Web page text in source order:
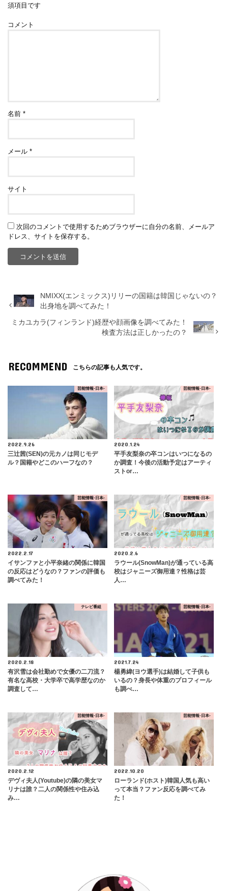
須項目です
コメント
名前*
メール*
サイト
次回のコメントで使用するためブラウザーに自分の名前、メールア
ドレス、サイトを保存する。
NMIXX(エンミックス)リリーの国籍は韓国じゃないの？
出身地を調べてみた！
ミカユカラ(フィンランド)経歴や顔画像を調べてみた！
検査方法は正しかったの？
RECOMMEND こちらの記事も人気です。
芸能情報-日本-
2022.9.26
三辻茜(SEN)の元カノは同じモデ
ル？国籍やどこのハーフなの？
芸能情報-日本-
2020.1.24
平手友梨奈の卒コンはいつになるの
か調査！今後の活動予定はアーティ
ストor…
芸能情報-日本-
2022.2.17
イサンファと小平奈緒の関係に韓国
の反応はどうなの？ファンの評価も
調べてみた！
芸能情報-日本-
2020.2.6
ラウール(SnowMan)が通っている高
校はジャニーズ御用達？性格は芸
人…
テレビ番組
2020.2.18
有沢雪は会社勤めで女優の二刀流？
有名な高校・大学卒で高学歴なのか
調査して…
芸能情報-日本-
2021.7.24
楊勇緯(ヨウ選手)は結婚して子供も
いるの？身長や体重のプロフィール
も調べ…
芸能情報-日本-
2020.2.12
デヴィ夫人(Youtube)の隣の美女マ
リナは誰？二人の関係性や住み込
み…
芸能情報-日本-
2022.10.20
ローランド(ホスト)韓国人気も高い
って本当？ファン反応を調べてみ
た！